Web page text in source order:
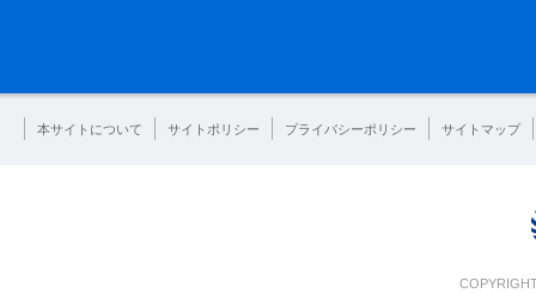
本サイトについて サイトポリシー プライバシーポリシー サイトマップ